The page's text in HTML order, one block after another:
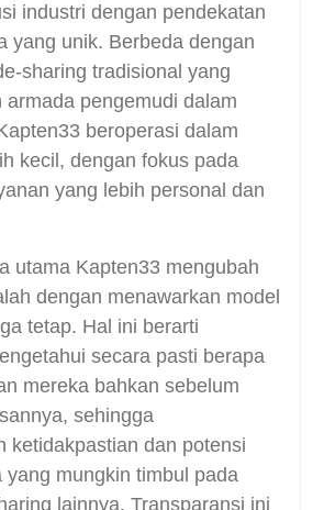
industri dengan pendekatan
yang unik. Berbeda dengan
sharing tradisional yang
armada pengemudi dalam
beroperasi dalam
kecil, dengan fokus pada
yang lebih personal dan
utama Kapten33 mengubah
dengan menawarkan model
tetap. Hal ini berarti
secara pasti berapa
mereka bahkan sebelum
sehingga
ketidakpastian dan potensi
yang mungkin timbul pada
lainnya. Transparansi ini